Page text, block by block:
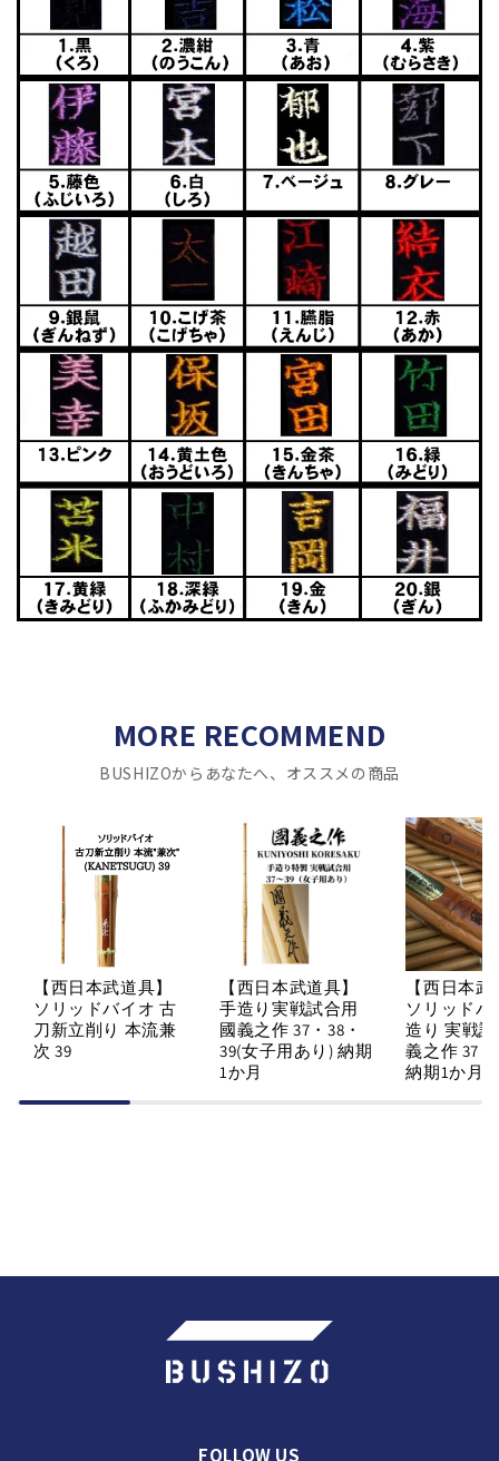
MORE RECOMMEND
BUSHIZOからあなたへ、オススメの商品
【西日本武道具】
ソリッドバイオ 古
刀新立削り 本流兼
次 39
【西日本武道具】
手造り実戦試合用
國義之作 37・38・
39(女子用あり) 納期
1か月
【西日本
ソリッドバ
造り 実戦
義之作 37・
納期1か月
FOLLOW US